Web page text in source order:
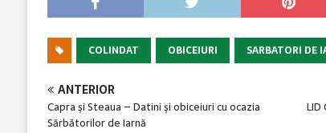
COLINDAT OBICEIURI SARBATORI DE
ANTERIOR
Capra şi Steaua – Datini şi obiceiuri cu ocazia
Sărbătorilor de Iarnă
LID